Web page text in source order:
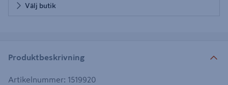
Välj butik
Produktbeskrivning
Artikelnummer: 1519920